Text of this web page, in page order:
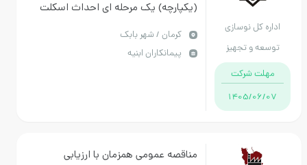
اداره کل نوسازی
توسعه و تجهیز
مدارس استان کرمان
مهلت شرکت
1405/06/07
(یکپارچه) یک مرحله ای احداث اسکلت
شهربابک
كرمان / شهر بابک
پیمانکاران ابنیه
مناقصه عمومی همزمان با ارزیابی